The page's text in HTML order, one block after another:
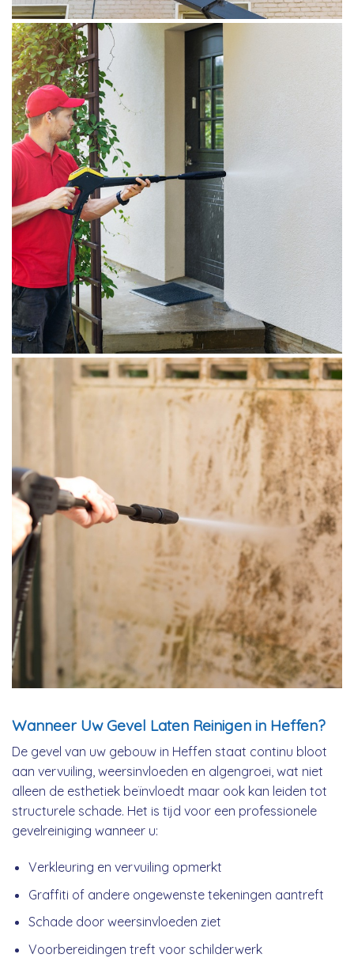
Wanneer Uw Gevel Laten Reinigen in Heffen?
De gevel van uw gebouw in Heffen staat continu bloot
aan vervuiling, weersinvloeden en algengroei, wat niet
alleen de esthetiek beïnvloedt maar ook kan leiden tot
structurele schade. Het is tijd voor een professionele
gevelreiniging wanneer u:
Verkleuring en vervuiling opmerkt
Graffiti of andere ongewenste tekeningen aantreft
Schade door weersinvloeden ziet
Voorbereidingen treft voor schilderwerk